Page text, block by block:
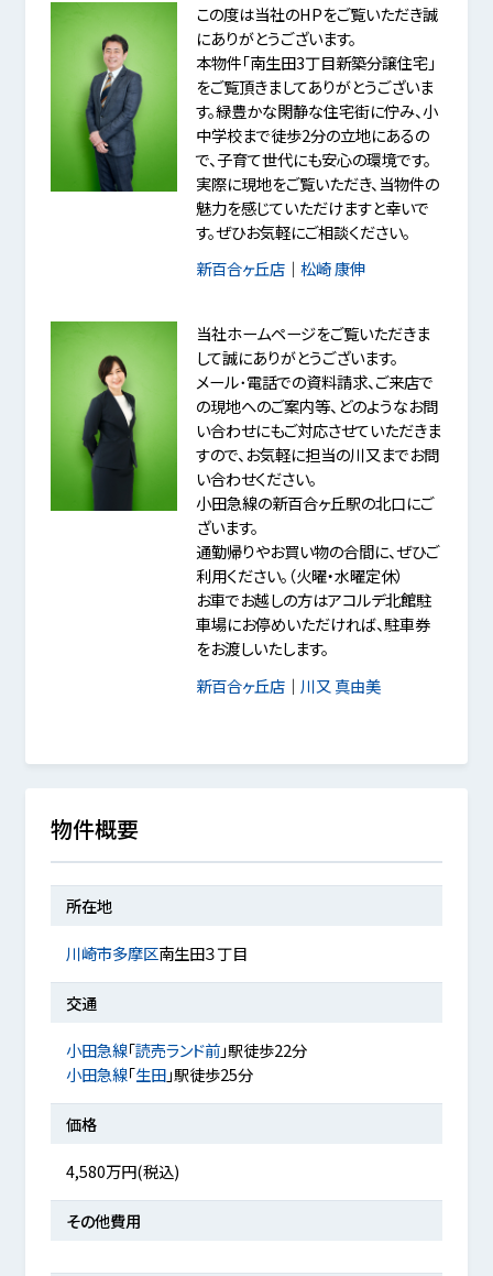
この度は当社のHPをご覧いただき誠
にありがとうございます。
本物件「南生田3丁目新築分譲住宅」
をご覧頂きましてありがとうございま
す。緑豊かな閑静な住宅街に佇み、小
中学校まで徒歩2分の立地にあるの
で、子育て世代にも安心の環境です。
実際に現地をご覧いただき、当物件の
魅力を感じていただけますと幸いで
す。ぜひお気軽にご相談ください。
新百合ヶ丘店｜ 松崎 康伸
当社ホームページをご覧いただきま
して誠にありがとうございます。
メール･電話での資料請求、ご来店で
の現地へのご案内等、どのようなお問
い合わせにもご対応させていただきま
すので、お気軽に担当の川又までお問
い合わせください。
小田急線の新百合ヶ丘駅の北口にご
ざいます。
通勤帰りやお買い物の合間に、ぜひご
利用ください。（火曜・水曜定休）
お車でお越しの方はアコルデ北館駐
車場にお停めいただければ、駐車券
をお渡しいたします。
新百合ヶ丘店｜ 川又 真由美
物件概要
所在地
川崎市多摩区南生田３丁目
交通
小田急線「読売ランド前」駅徒歩22分
小田急線「生田」駅徒歩25分
価格
4,580万円(税込)
その他費用